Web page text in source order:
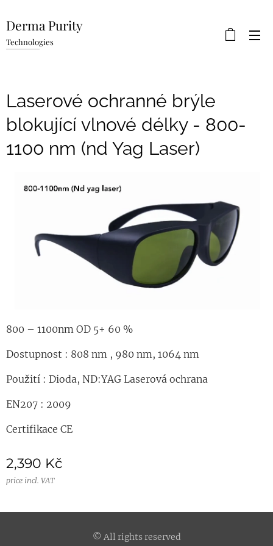
Derma Purity
Technologies
Laserové ochranné brýle
blokující vlnové délky - 800-
1100 nm (nd Yag Laser)
800 – 1100nm OD 5+ 60 %
Dostupnost : 808 nm , 980 nm, 1064 nm
Použití : Dioda, ND:YAG Laserová ochrana
EN207 : 2009
Certifikace CE
2,390 Kč
price incl. VAT
© All rights reserved